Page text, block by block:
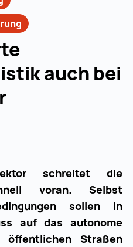
auch bei
schreitet die
voran. Selbst
sollen in
auf das autonome
Straßen